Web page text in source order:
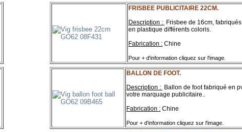
FRISBEE PUBLICITAIRE 22CM.
Description : Frisbee de 16cm, fabriqués
en plastique différents coloris.
Fabrication : Chine
Pour + d'information cliquez sur l'image.
BALLON DE FOOT.
Description : Ballon de foot fabriqué en
votre marquage publicitaire..
Fabrication : Chine
Pour + d'information cliquez sur l'image.